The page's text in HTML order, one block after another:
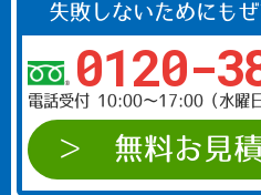
失敗しないためにも
0120-
電話受付 10:00〜17:00（水曜日
無料お見